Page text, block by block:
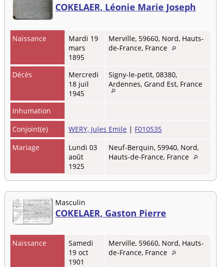
COKELAER, Léonie Marie Joseph
Naissance
Mardi 19
mars
1895
Merville, 59660, Nord, Hauts-
de-France, France
Décès
Mercredi
18 juil
1945
Signy-le-petit, 08380,
Ardennes, Grand Est, France
Inhumation
Conjoint(e)
WERY, Jules Emile | F010535
Mariage
Lundi 03
août
1925
Neuf-Berquin, 59940, Nord,
Hauts-de-France, France
Masculin
COKELAER, Gaston Pierre
Naissance
Samedi
19 oct
1901
Merville, 59660, Nord, Hauts-
de-France, France